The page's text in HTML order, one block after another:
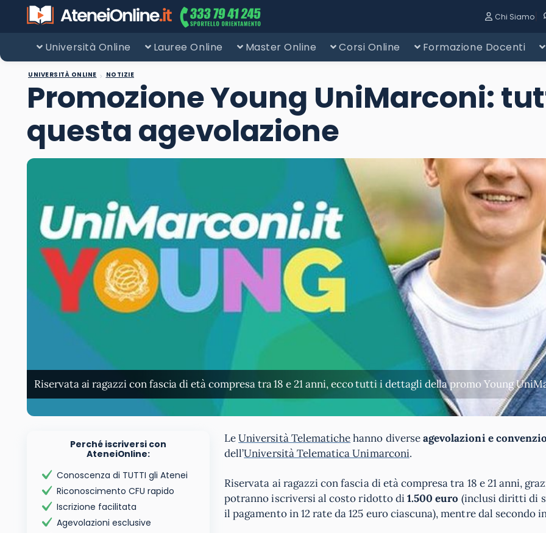
Chi Siamo|
Università Online Lauree Online Master Online Corsi Online Formazione Docenti
UNIVERSITÀ ONLINE NOTIZIE
Promozione Young UniMarconi:
questa agevolazione
Riservata ai ragazzi con fascia di età compresa tra 18 e 21 anni, ecco tutti i dettagli della promo Young
Perché iscriversi con
AteneiOnline:
Conoscenza di TUTTI gli Atenei
Riconoscimento CFU rapido
Iscrizione facilitata
Agevolazioni esclusive
LeUniversità Telematichehanno diverseagevolazioni e
dell’Università Telematica Unimarconi.
Riservata ai ragazzi con fascia di età compresa tra 18 e 21 anni,
potranno iscriversi al costo ridotto di1.500 euro (inclusi diritti di
il pagamento in 12 rate da 125 euro ciascuna), mentre dal secondo